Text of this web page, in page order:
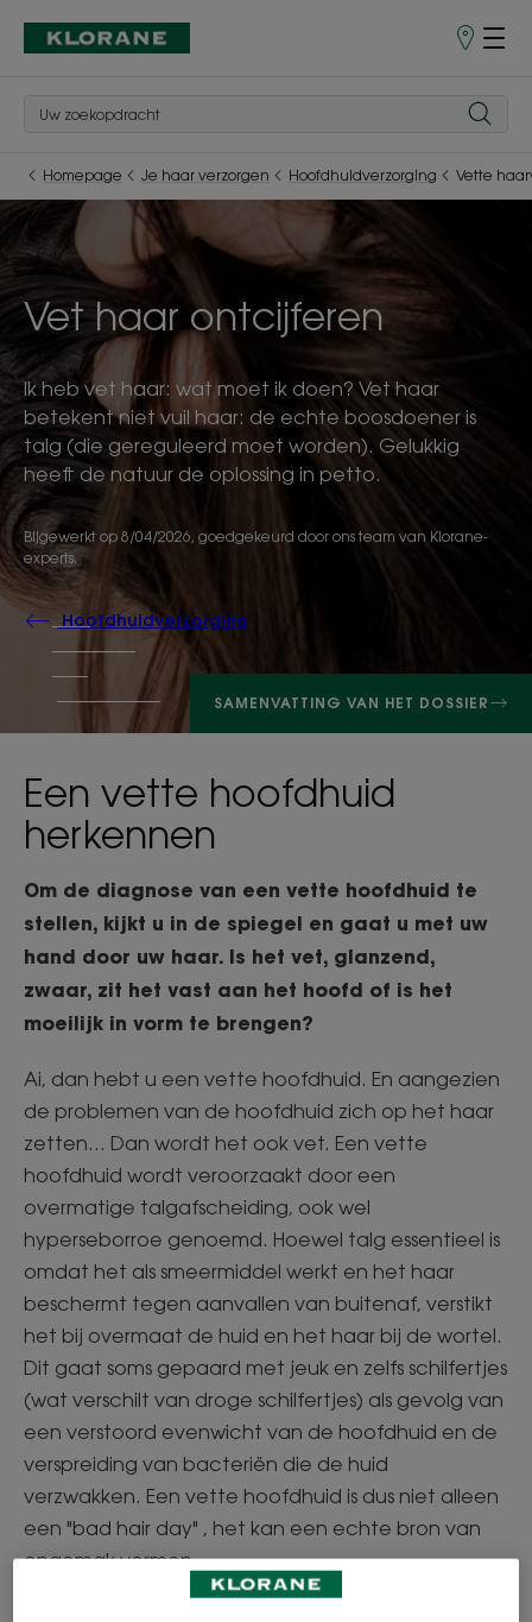
Homepage Je haar verzorgen Hoofdhuidverzorging Vette
Vet haar ontcijferen
Ik heb vet haar: wat moet ik doen? Vet haar
betekent niet vuil haar: de echte boosdoener is
talg (die gereguleerd moet worden). Gelukkig
heeft de natuur de oplossing in petto.
Bijgewerkt op 8/04/2026, goedgekeurd door ons team van Klorane-
experts.
Hoofdhuidverzorging
SAMENVATTING VAN HET DOSSIER
Een vette hoofdhuid
herkennen
Om de diagnose van een vette hoofdhuid te
stellen, kijkt u in de spiegel en gaat u met uw
hand door uw haar. Is het vet, glanzend,
zwaar, zit het vast aan het hoofd of is het
moeilijk in vorm te brengen?
Ai, dan hebt u een vette hoofdhuid. En aangezien
de problemen van de hoofdhuid zich op het haar
zetten... Dan wordt het ook vet. Een vette
hoofdhuid wordt veroorzaakt door een
overmatige talgafscheiding, ook wel
hyperseborroe genoemd. Hoewel talg essentieel is
omdat het als smeermiddel werkt en het haar
beschermt tegen aanvallen van buitenaf, verstikt
het bij overmaat de huid en het haar bij de wortel.
Dit gaat soms gepaard met jeuk en zelfs schilfertjes
(wat verschilt van droge schilfertjes) als gevolg van
een verstoord evenwicht van de hoofdhuid en de
verspreiding van bacteriën die de huid
verzwakken. Een vette hoofdhuid is dus niet alleen
een "bad hair day" , het kan een echte bron van
ongemak vormen.